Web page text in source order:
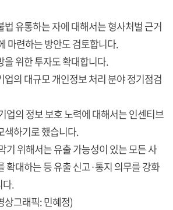
법 유통하는 자에 대해서는 형사처벌 근거
마련하는 방안도 검토합니다.
을 위한 투자도 확대합니다.
업의 대규모 개인정보 처리 분야 정기점검
업의 정보 보호 노력에 대해서는 인센티브
색하기로 했습니다.
기 위해서는 유출 가능성이 있는 모든 사
확대하는 등 유출 신고·통지 의무를 강화
.
상그래픽: 민혜정)